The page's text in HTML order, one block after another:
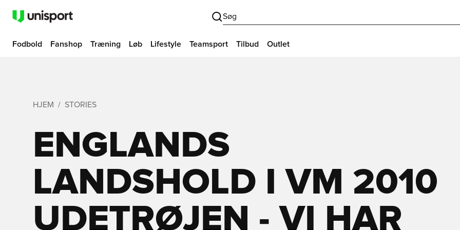
Søg
Fodbold Fanshop Træning Løb Lifestyle Teamsport Tilbud Outlet
HJEM STORIES
ENGLANDS
LANDSHOLD I VM 2010
UDETRØJEN - VI HAR